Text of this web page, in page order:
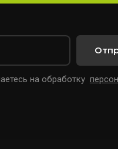
на обработку